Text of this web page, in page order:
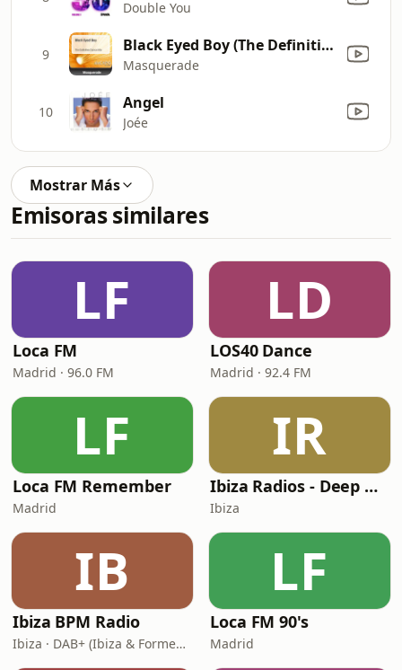
Double You
9 Black Eyed Boy (The Definitive Dance Mix)
Masquerade
10 Angel
Joée
Mostrar Más
Emisoras similares
LF
Loca FM
Madrid · 96.0 FM
LD
LOS40 Dance
Madrid · 92.4 FM
LF
Loca FM Remember
Madrid
IR
Ibiza Radios - Deep House
Ibiza
IB
Ibiza BPM Radio
Ibiza · DAB+ (Ibiza & Formentera, Madrid, Barcelona)
LF
Loca FM 90's
Madrid